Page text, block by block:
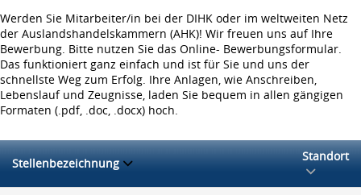
Werden Sie Mitarbeiter/in bei der DIHK oder im weltweiten Netz
der Auslandshandelskammern (AHK)! Wir freuen uns auf Ihre
Bewerbung. Bitte nutzen Sie das Online- Bewerbungsformular.
Das funktioniert ganz einfach und ist für Sie und uns der
schnellste Weg zum Erfolg. Ihre Anlagen, wie Anschreiben,
Lebenslauf und Zeugnisse, laden Sie bequem in allen gängigen
Formaten (.pdf, .doc, .docx) hoch.
Stellenbezeichnung Standort